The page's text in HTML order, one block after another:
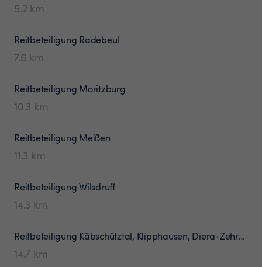
5.2 km
Reitbeteiligung Radebeul
7.6 km
Reitbeteiligung Moritzburg
10.3 km
Reitbeteiligung Meißen
11.3 km
ReitbeteiligungWilsdruff
14.3 km
Reitbeteiligung Käbschütztal, Klipphausen, Diera-Zehren
14.7 km